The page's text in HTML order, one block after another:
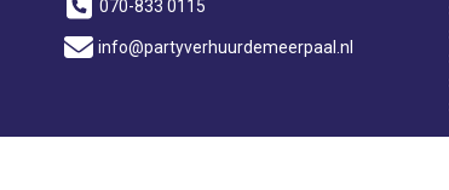
070-833 0115
info@partyverhuurdemeerpaal.nl